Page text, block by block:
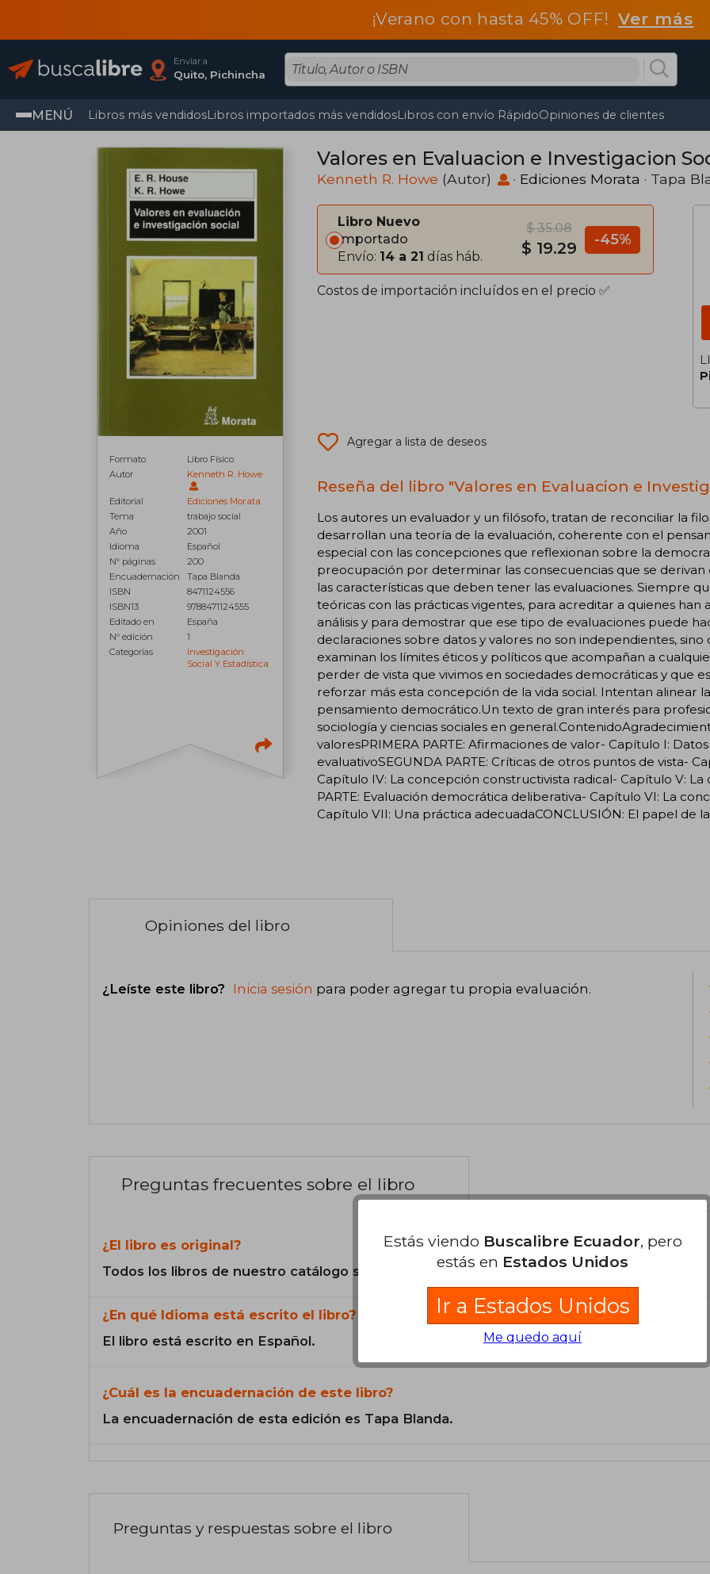
¡Verano con hasta 45% OFF!Ver más
Enviar a
Quito, Pichincha
MENÚ Libros más vendidosLibros importados más vendidosLibros con envío RápidoOpiniones de clientes
Formato
Libro Físico
Autor
Kenneth R. Howe
Editorial
Ediciones Morata
Tema
trabajo social
Año
2001
Idioma
Español
N° páginas
200
Encuadernación
Tapa Blanda
ISBN
8471124556
ISBN13
9788471124555
Editado en
España
N° edición
1
Categorías
Investigación
Social Y Estadística
Valores en Evaluacion e Investigacion
Kenneth R. Howe (Autor) · Ediciones Morata · Tapa
Libro Nuevo
Importado
Envío: 14 a 21 días háb.
$ 35.08
$ 19.29 -45%
Costos de importación incluídos en el precio ✅
Agregar a lista de deseos
Reseña del libro "Valores en Evaluacion e
Los autores un evaluador y un filósofo, tratan de reconciliar la
desarrollan una teoría de la evaluación, coherente con el
especial con las concepciones que reflexionan sobre la
preocupación por determinar las consecuencias que se derivan
las características que deben tener las evaluaciones. Siempre
teóricas con las prácticas vigentes, para acreditar a quienes han
análisis y para demostrar que ese tipo de evaluaciones puede
declaraciones sobre datos y valores no son independientes,
examinan los límites éticos y políticos que acompañan a
perder de vista que vivimos en sociedades democráticas y que
reforzar más esta concepción de la vida social. Intentan alinear
pensamiento democrático.Un texto de gran interés para
sociología y ciencias sociales en
valoresPRIMERA PARTE: Afirmaciones de valor- Capítulo I:
evaluativoSEGUNDA PARTE: Críticas de otros puntos de vista-
Capítulo IV: La concepción constructivista radical- Capítulo V:
PARTE: Evaluación democrática deliberativa- Capítulo VI: La
Capítulo VII: Una práctica adecuadaCONCLUSIÓN: El papel de
Opiniones del libro
¿Leíste este libro? Inicia sesión para poder agregar tu propia evaluación.
Preguntas frecuentes sobre el libro
¿El libro es original?
Todos los libros de nuestro catálogo son Originales.
¿En qué Idioma está escrito el libro?
El libro está escrito en Español.
¿Cuál es la encuadernación de este libro?
La encuadernación de esta edición es Tapa Blanda.
Preguntas y respuestas sobre el libro
Estás viendo Buscalibre Ecuador, pero
estás en Estados Unidos
Ir a Estados Unidos
Me quedo aquí